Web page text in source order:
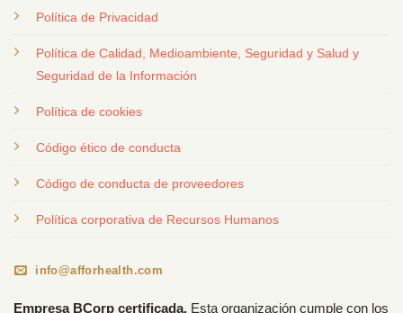
Política de Privacidad
Política de Calidad, Medioambiente, Seguridad y Salud y
Seguridad de la Información
Política de cookies
Código ético de conducta
Código de conducta de proveedores
Política corporativa de Recursos Humanos
info@afforhealth.com
Empresa BCorp certificada. Esta organización cumple con los